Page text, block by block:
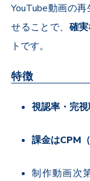
YouTube動画の再
せることで、 確
トです。
特徴
視認率・完
課金はCPM （
制作動画次